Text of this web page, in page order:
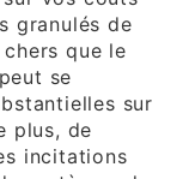
granulés de
que le
se
sur
plus, de
incitations